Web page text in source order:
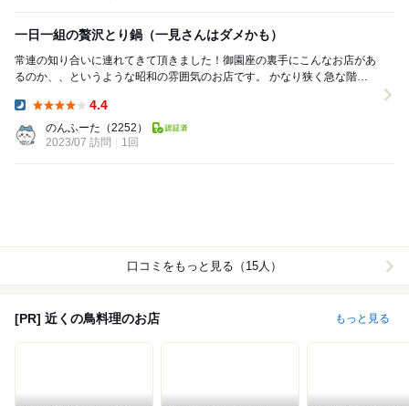
一日一組の贅沢とり鍋（一見さんはダメかも）
常連の知り合いに連れてきて頂きました！御園座の裏手にこんなお店があ
るのか、、というような昭和の雰囲気のお店です。 かなり狭く急な階段
4.4
のんふーた （2252）
2023/07 訪問
1回
口コミをもっと見る（15人）
[PR] 近くの鳥料理のお店 もっと見る